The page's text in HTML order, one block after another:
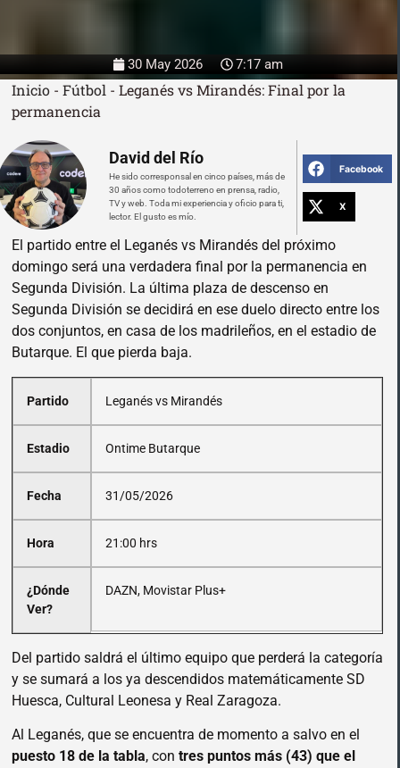
30 May 2026 7:17 am
Inicio - Fútbol - Leganés vs Mirandés: Final por la
permanencia
David del Río
He sido corresponsal en cinco países, más de
30 años como todoterreno en prensa, radio,
TV y web. Toda mi experiencia y oficio para ti,
lector. El gusto es mío.
Facebook
X
El partido entre el Leganés vs Mirandés del próximo
domingo será una verdadera final por la permanencia en
Segunda División. La última plaza de descenso en
Segunda División se decidirá en ese duelo directo entre los
dos conjuntos, en casa de los madrileños, en el estadio de
Butarque. El que pierda baja.
Partido
Estadio
Fecha
Hora
¿Dónde
Ver?
Leganés vs Mirandés
Ontime Butarque
31/05/2026
21:00 hrs
DAZN, Movistar Plus+
Del partido saldrá el último equipo que perderá la categoría
y se sumará a los ya descendidos matemáticamente SD
Huesca, Cultural Leonesa y Real Zaragoza.
Al Leganés, que se encuentra de momento a salvo en el
puesto 18 de la tabla, con tres puntos más (43) que el